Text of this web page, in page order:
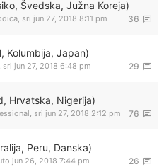
Švedska, Južna Koreja)
36
, sri jun 27, 2018 8:11 pm
Kolumbija, Japan)
29
sri jun 27, 2018 6:48 pm
Hrvatska, Nigerija)
76
, sri jun 27, 2018 2:12 pm
Peru, Danska)
26
jun 26, 2018 7:44 pm